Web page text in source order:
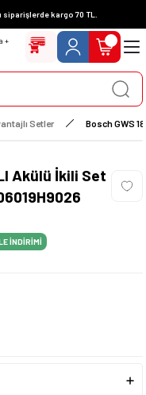
kargo 70 TL.
Setler Bosch GWS
Akülü İkili Set
İNDİRİMİ